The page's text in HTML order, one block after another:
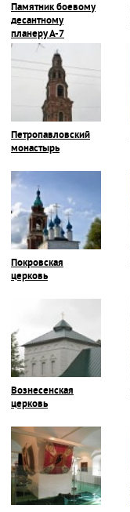
Памятник боевому
десантному
планеру А-7
Петропавловский
монастырь
Покровская
церковь
Вознесенская
церковь